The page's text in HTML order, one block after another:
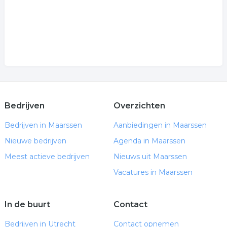
Bedrijven
Bedrijven in Maarssen
Nieuwe bedrijven
Meest actieve bedrijven
Overzichten
Aanbiedingen in Maarssen
Agenda in Maarssen
Nieuws uit Maarssen
Vacatures in Maarssen
In de buurt
Bedrijven in Utrecht
Contact
Contact opnemen